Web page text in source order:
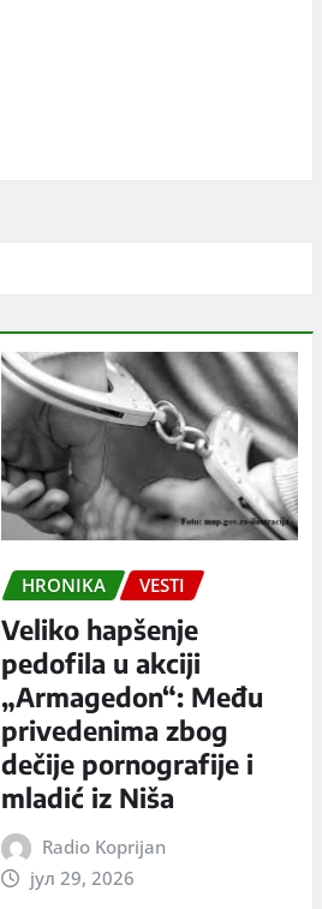
HRONIKA VESTI
Veliko hapšenje
pedofila u akciji
„Armagedon“: Među
privedenima zbog
dečije pornografije i
mladić iz Niša
Radio Koprijan
јул 29, 2026